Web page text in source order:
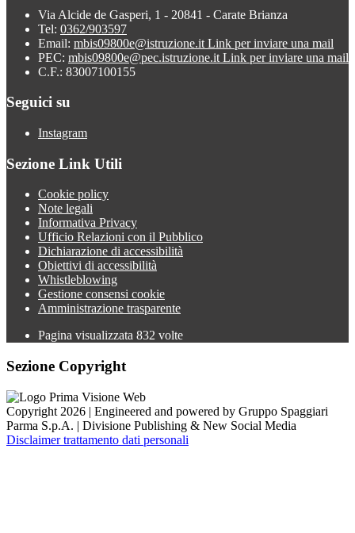
Via Alcide de Gasperi, 1 - 20841 - Carate Brianza
Tel: 0362/903597
Email: mbis09800e@istruzione.it Link per inviare una mail
PEC: mbis09800e@pec.istruzione.it Link per inviare una mail
C.F.: 83007100155
Seguici su
Instagram
Sezione Link Utili
Cookie policy
Note legali
Informativa Privacy
Ufficio Relazioni con il Pubblico
Dichiarazione di accessibilità
Obiettivi di accessibilità
Whistleblowing
Gestione consensi cookie
Amministrazione trasparente
Pagina visualizzata 832 volte
Sezione Copyright
Copyright 2026 | Engineered and powered by Gruppo Spaggiari
Parma S.p.A. | Divisione Publishing & New Social Media
Disclaimer trattamento dati personali